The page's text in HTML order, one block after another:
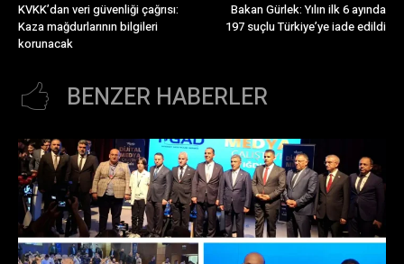
KVKK’dan veri güvenliği çağrısı:
Kaza mağdurlarının bilgileri
korunacak
Bakan Gürlek: Yılın ilk 6 ayında
197 suçlu Türkiye’ye iade edildi
BENZER HABERLER